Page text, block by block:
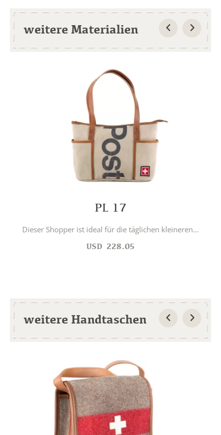
weitere Materialien
PL 17
Dieser Shopper ist ideal für die täglichen kleineren...
USD 228.05
weitere Handtaschen